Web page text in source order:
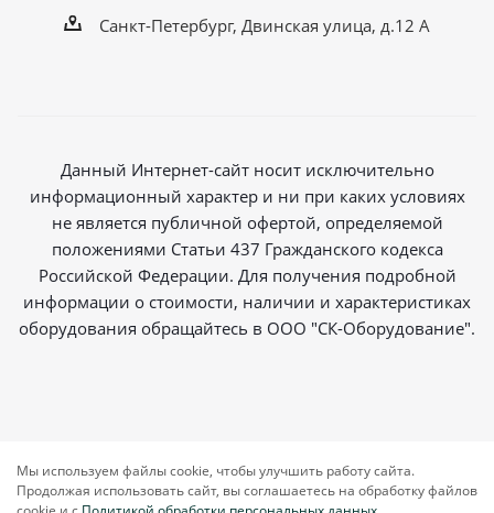
Санкт-Петербург, Двинская улица, д.12 А
Данный Интернет-сайт носит исключительно
информационный характер и ни при каких условиях
не является публичной офертой, определяемой
положениями Статьи 437 Гражданского кодекса
Российской Федерации. Для получения подробной
информации о стоимости, наличии и характеристиках
оборудования обращайтесь в ООО "СК-Оборудование".
Мы используем файлы cookie, чтобы улучшить работу сайта.
Продолжая использовать сайт, вы соглашаетесь на обработку файлов